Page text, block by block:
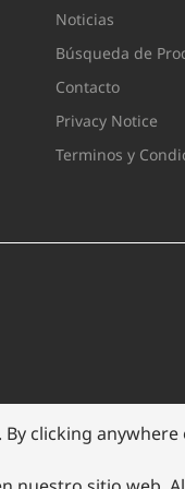
Noticias
Búsqueda de
Contacto
Privacy Notice
Terminos y
clicking